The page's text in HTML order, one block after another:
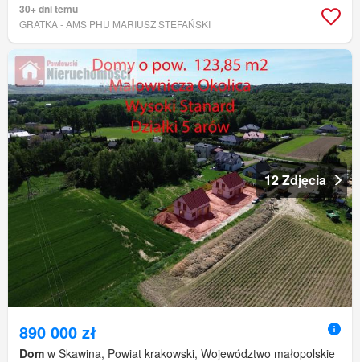
30+ dni temu
GRATKA - AMS PHU MARIUSZ STEFAŃSKI
12 Zdjęcia
890 000 zł
Dom w Skawina, Powiat krakowski, Województwo małopolskie